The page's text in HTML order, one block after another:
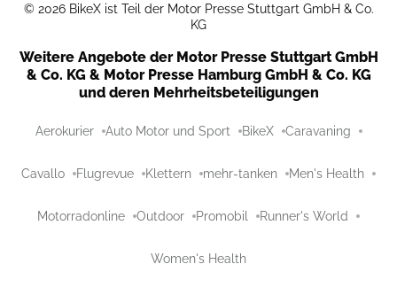
© 2026 BikeX ist Teil der Motor Presse Stuttgart GmbH & Co.
KG
Weitere Angebote der Motor Presse Stuttgart GmbH
& Co. KG & Motor Presse Hamburg GmbH & Co. KG
und deren Mehrheitsbeteiligungen
Aerokurier Auto Motor und Sport BikeX Caravaning
Cavallo Flugrevue Klettern mehr-tanken Men's Health
Motorradonline Outdoor Promobil Runner's World
Women's Health